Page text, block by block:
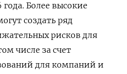
Более высокие
создать ряд
рисков для
числе за счет
для компаний и